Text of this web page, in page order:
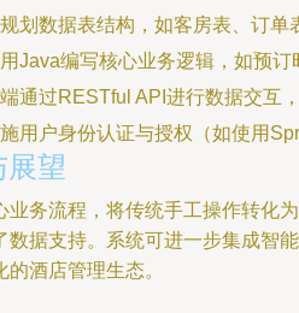
划数据表结构，如客房表、订单
Java编写核心业务逻辑，如预
端通过RESTful API进行数据交互
施用户身份认证与授权（如使用
展望
业务流程，将传统手工操作转化
数据支持。系统可进一步集成智
酒店管理生态。